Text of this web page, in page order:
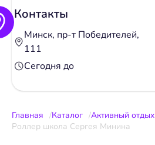
Контакты
Минск, пр-т Победителей,
111
Сегодня до
Главная Каталог Активный отдых
Роллер школа Сергея Минина